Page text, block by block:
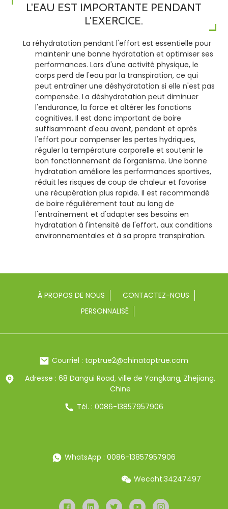
L'EAU EST IMPORTANTE PENDANT
L'EXERCICE.
La réhydratation pendant l'effort est essentielle pour
maintenir une bonne hydratation et optimiser ses
performances. Lors d'une activité physique, le
corps perd de l'eau par la transpiration, ce qui
peut entraîner une déshydratation si elle n'est pas
compensée. La déshydratation peut diminuer
l'endurance, la force et altérer les fonctions
cognitives. Il est donc important de boire
suffisamment d'eau avant, pendant et après
l'effort pour compenser les pertes hydriques,
réguler la température corporelle et soutenir le
bon fonctionnement de l'organisme. Une bonne
hydratation améliore les performances sportives,
réduit les risques de coup de chaleur et favorise
une récupération plus rapide. Il est recommandé
de boire régulièrement tout au long de
l'entraînement et d'adapter ses besoins en
hydratation à l'intensité de l'effort, aux conditions
environnementales et à sa propre transpiration.
À PROPOS DE NOUS
CONTACTEZ-NOUS
PERSONNALISÉ
Courriel : toptrue2@chinatoptrue.com
Adresse : 68 Dangui Road, ville de Yongkang, Zhejiang,
Chine
Tél. : 0086-13857957906
WhatsApp : 0086-13857957906
Wecaht:34247497